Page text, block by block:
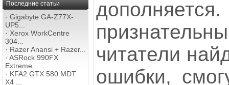
Последние статьи
· Gigabyte GA-Z77X-
UP5...
· Xerox WorkCentre
304...
· Razer Anansi + Razer...
· ASRock 990FX
Extreme...
· KFA2 GTX 580 MDT
X4 ...
читатели
ошибки,